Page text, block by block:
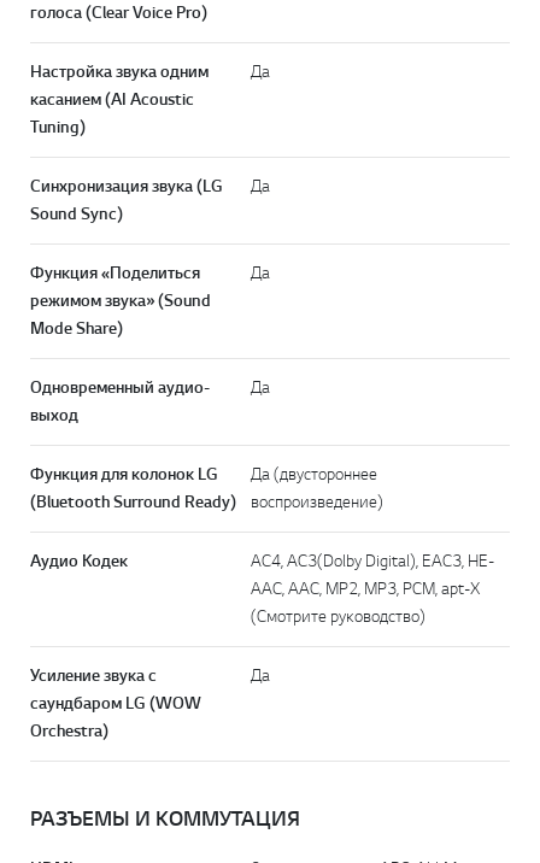
голоса (Clear Voice Pro)
Настройка звука одним
касанием (AI Acoustic
Tuning)
Да
Синхронизация звука (LG
Sound Sync)
Да
Функция «Поделиться
режимом звука» (Sound
Mode Share)
Да
Одновременный аудио-
выход
Да
Функция для колонок LG
(Bluetooth Surround Ready)
Да (двустороннее
воспроизведение)
Аудио Кодек
AC4, AC3(Dolby Digital), EAC3, HE-
AAC, AAC, MP2, MP3, PCM, apt-X
(Смотрите руководство)
Усиление звука с
саундбаром LG (WOW
Orchestra)
Да
РАЗЪЕМЫ И КОММУТАЦИЯ